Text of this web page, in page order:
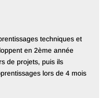
techniques et
en 2ème année
de projets, puis ils
lors de 4 mois